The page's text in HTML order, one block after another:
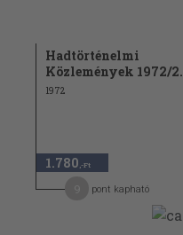
Hadtörténelmi
Közlemények 1972/2.
1972
1.780 ,-Ft
pont kapható